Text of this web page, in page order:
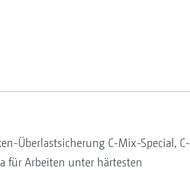
Überlastsicherung C-Mix-Special, C-
für Arbeiten unter härtesten